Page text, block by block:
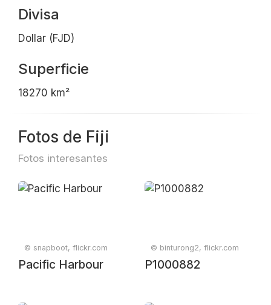
Divisa
Dollar (FJD)
Superficie
18270 km²
Fotos de Fiji
Fotos interesantes
© snapboot, flickr.com
Pacific Harbour
© binturong2, flickr.com
P1000882